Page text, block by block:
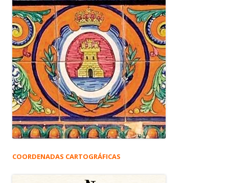
COORDENADAS CARTOGRÁFICAS